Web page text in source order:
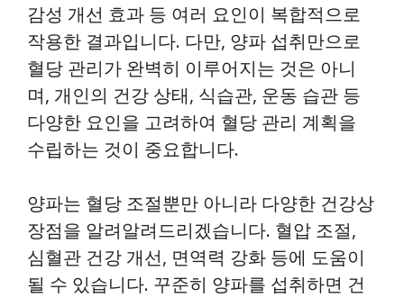
감성 개선 효과 등 여러 요인이 복합적으로
작용한 결과입니다. 다만, 양파 섭취만으로
혈당 관리가 완벽히 이루어지는 것은 아니
며, 개인의 건강 상태, 식습관, 운동 습관 등
다양한 요인을 고려하여 혈당 관리 계획을
수립하는 것이 중요합니다.
양파는 혈당 조절뿐만 아니라 다양한 건강상
장점을 알려알려드리겠습니다. 혈압 조절,
심혈관 건강 개선, 면역력 강화 등에 도움이
될 수 있습니다. 꾸준히 양파를 섭취하면 건